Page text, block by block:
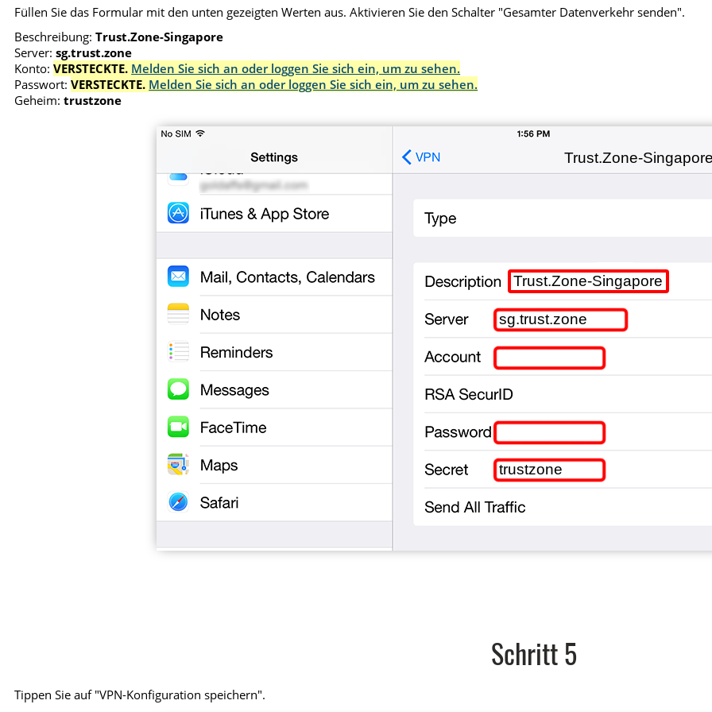
Füllen Sie das Formular mit den unten gezeigten Werten aus. Aktivieren Sie den Schalter "Gesamter Datenverkehr senden".
Beschreibung:Trust.Zone-Singapore
Server:sg.trust.zone
Konto:VERSTECKTE. Melden Sie sich an oder loggen Sie sich ein, um zu sehen.
Passwort:VERSTECKTE. Melden Sie sich an oder loggen Sie sich ein, um zu sehen.
Geheim:trustzone
Trust.Zone-
Trust.Zone-Singapore
sg.trust.zone
trustzone
Schritt 5
Tippen Sie auf "VPN-Konfiguration speichern".